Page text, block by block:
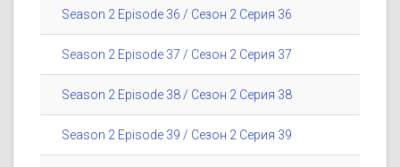
Season 2 Episode 36 / Сезон 2 Серия 36
Season 2 Episode 37 / Сезон 2 Серия 37
Season 2 Episode 38 / Сезон 2 Серия 38
Season 2 Episode 39 / Сезон 2 Серия 39